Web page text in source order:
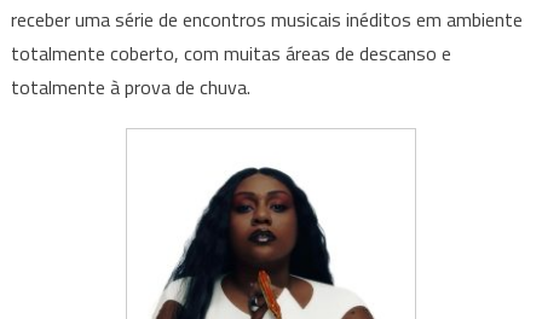
receber uma série de encontros musicais inéditos em ambiente
totalmente coberto, com muitas áreas de descanso e
totalmente à prova de chuva.